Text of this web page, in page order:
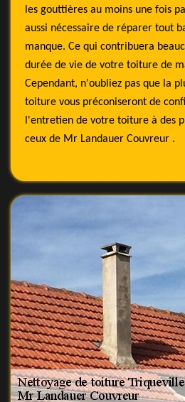
les gouttières au moins une fois
aussi nécessaire de réparer tout
manque. Ce qui contribuera
durée de vie de votre toiture de
Cependant, n'oubliez pas que la
toiture vous préconiseront de
l'entretien de votre toiture à des
ceux de Mr Landauer Couvreur .